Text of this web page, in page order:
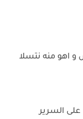
اهو منه نتسلا
السرير